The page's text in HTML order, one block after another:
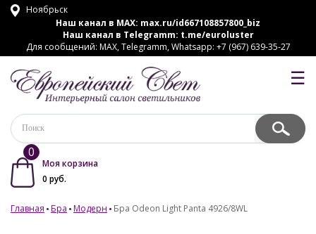
Ноябрьск
Наш канал в MAX: max.ru/id667108857800_biz
Наш канал в Telegramm: t.me/euroluster
Для сообщений: MAX, Telegramm, Whatsapp: +7 (967) 639-35-27
☰
0
Моя корзина
0 руб.
Главная Бра Модерн Бра Odeon Light Panta 4926/8WL